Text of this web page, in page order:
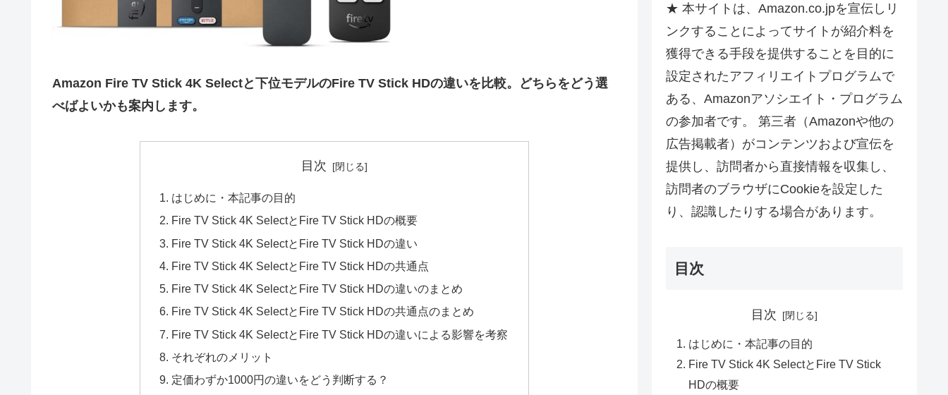
Amazon Fire TV Stick 4K Selectと下位モデルのFire TV Stick HDの違いを比較。どちらをどう選
べばよいかも案内します。
目次
はじめに・本記事の目的
Fire TV Stick 4K SelectとFire TV Stick HDの概要
Fire TV Stick 4K SelectとFire TV Stick HDの違い
Fire TV Stick 4K SelectとFire TV Stick HDの共通点
Fire TV Stick 4K SelectとFire TV Stick HDの違いのまとめ
Fire TV Stick 4K SelectとFire TV Stick HDの共通点のまとめ
Fire TV Stick 4K SelectとFire TV Stick HDの違いによる影響を考察
それぞれのメリット
定価わずか1000円の違いをどう判断する？
★ 本サイトは、Amazon.co.jpを宣伝しリ
ンクすることによってサイトが紹介料を
獲得できる手段を提供することを目的に
設定されたアフィリエイトプログラムで
ある、Amazonアソシエイト・プログラム
の参加者です。 第三者（Amazonや他の
広告掲載者）がコンテンツおよび宣伝を
提供し、訪問者から直接情報を収集し、
訪問者のブラウザにCookieを設定した
り、認識したりする場合があります。
目次
目次
はじめに・本記事の目的
Fire TV Stick 4K SelectとFire TV Stick
HDの概要